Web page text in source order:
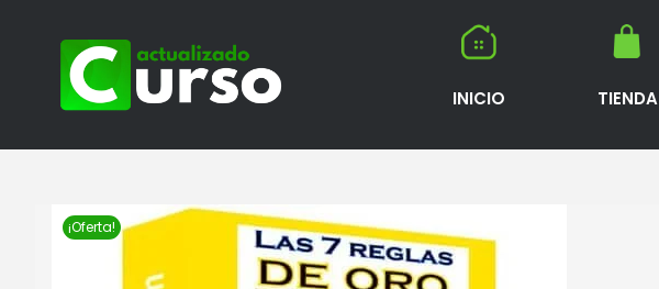
INICIO TIENDA
¡Oferta!